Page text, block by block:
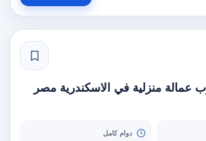
منزلية في الاسكندرية مصر
دوام كامل